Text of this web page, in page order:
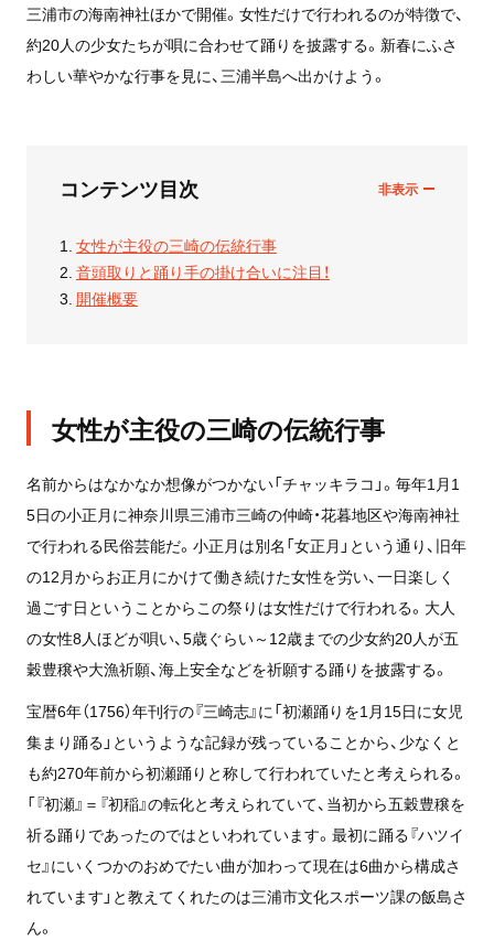
三浦市の海南神社ほかで開催。女性だけで行われるのが特徴で、
約20人の少女たちが唄に合わせて踊りを披露する。新春にふさ
わしい華やかな行事を見に、三浦半島へ出かけよう。
コンテンツ目次
女性が主役の三崎の伝統行事
音頭取りと踊り手の掛け合いに注目！
開催概要
女性が主役の三崎の伝統行事
名前からはなかなか想像がつかない「チャッキラコ」。毎年1月1
5日の小正月に神奈川県三浦市三崎の仲崎・花暮地区や海南神社
で行われる民俗芸能だ。小正月は別名「女正月」という通り、旧年
の12月からお正月にかけて働き続けた女性を労い、一日楽しく
過ごす日ということからこの祭りは女性だけで行われる。大人
の女性8人ほどが唄い、5歳ぐらい～12歳までの少女約20人が五
穀豊穣や大漁祈願、海上安全などを祈願する踊りを披露する。
宝暦6年（1756）年刊行の『三崎志』に「初瀬踊りを1月15日に女児
集まり踊る」というような記録が残っていることから、少なくと
も約270年前から初瀬踊りと称して行われていたと考えられる。
「『初瀬』＝『初稲』の転化と考えられていて、当初から五穀豊穣を
祈る踊りであったのではといわれています。最初に踊る『ハツイ
セ』にいくつかのおめでたい曲が加わって現在は6曲から構成さ
れています」と教えてくれたのは三浦市文化スポーツ課の飯島さ
ん。